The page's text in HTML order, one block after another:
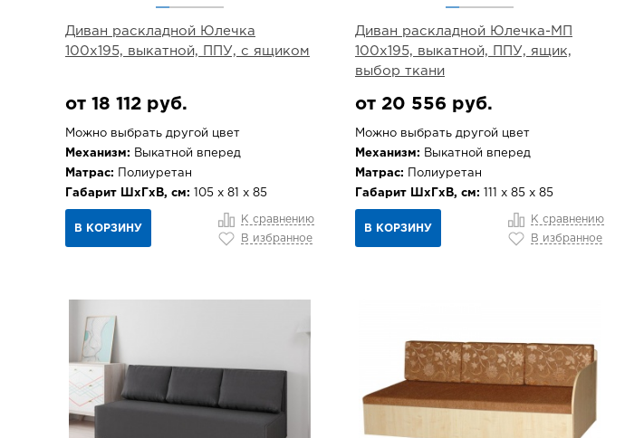
Диван раскладной Юлечка
100х195, выкатной, ППУ, с ящиком
от 18 112 руб.
Можно выбрать другой цвет
Механизм: Выкатной вперед
Матрас: Полиуретан
Габарит ШхГхВ, см: 105 х 81 х 85
В КОРЗИНУ
К сравнению
В избранное
Диван раскладной Юлечка-МП
100х195, выкатной, ППУ, ящик,
выбор ткани
от 20 556 руб.
Можно выбрать другой цвет
Механизм: Выкатной вперед
Матрас: Полиуретан
Габарит ШхГхВ, см: 111 х 85 х 85
В КОРЗИНУ
К сравнению
В избранное